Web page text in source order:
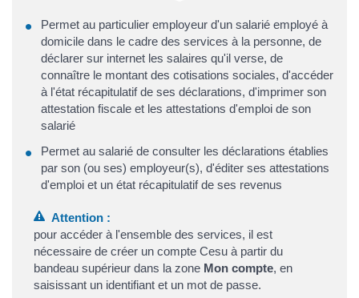
Permet au particulier employeur d'un salarié employé à
domicile dans le cadre des services à la personne, de
déclarer sur internet les salaires qu'il verse, de
connaître le montant des cotisations sociales, d'accéder
à l'état récapitulatif de ses déclarations, d'imprimer son
attestation fiscale et les attestations d'emploi de son
salarié
Permet au salarié de consulter les déclarations établies
par son (ou ses) employeur(s), d'éditer ses attestations
d'emploi et un état récapitulatif de ses revenus
Attention :
pour accéder à l'ensemble des services, il est
nécessaire de créer un compte Cesu à partir du
bandeau supérieur dans la zone Mon compte, en
saisissant un identifiant et un mot de passe.